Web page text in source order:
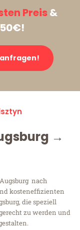
Preis&
→
nach
kosteneffizienten
die speziell
zu werden und